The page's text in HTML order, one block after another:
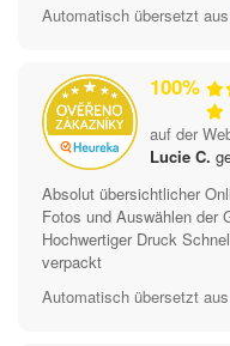
Automatisch übersetzt aus
100%
auf der
Lucie C.
Absolut übersichtlicher
Fotos und Auswählen der
Hochwertiger Druck
verpackt
Automatisch übersetzt aus